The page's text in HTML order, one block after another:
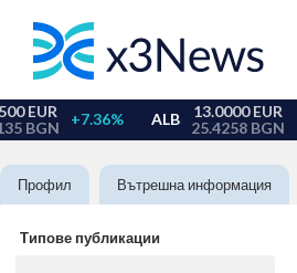
Профил Вътрешна информация
Типове публикации